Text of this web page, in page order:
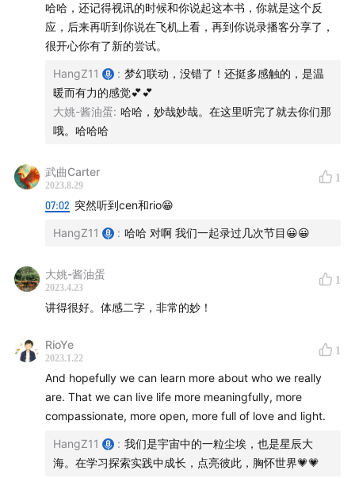
今天正好是大年初一，发一期关于死亡的podcast似乎有
一些不合时宜，但是又觉得貌似恰到好处。最近自己身边
亲人之时，也许这本书中的智慧可以给我们一些慰藉和平
【开始之前的絮絮叨叨
Spider》的原因
读这本书
【《前世今生》的内容概要】
魏斯医生Dr. Weiss和Catherine的初期治疗，效果
哈哈，还记得视讯的时候和你说起这本书，你就是这个反
应，后来再听到你说在飞机上看，再到你说录播客分享了，
很开心你有了新的尝试。
HangZ11 : 梦幻联动，没错了！还挺多感触的，是温
暖而有力的感觉💕💕
大姚-酱油蛋: 哈哈，妙哉妙哉。在这里听完了就去你们那
哦。哈哈哈
武曲Carter
2023.8.29
1
07:02 突然听到cen和rio😁
HangZ11 : 哈哈 对啊 我们一起录过几次节目😀😀
大姚-酱油蛋
2023.4.23
1
讲得很好。体感二字，非常的妙！
RioYe
2023.1.22
1
And hopefully we can learn more about who we really
are. That we can live life more meaningfully, more
compassionate, more open, more full of love and light.
HangZ11 : 我们是宇宙中的一粒尘埃，也是星辰大
海。在学习探索实践中成长，点亮彼此，胸怀世界💗💗